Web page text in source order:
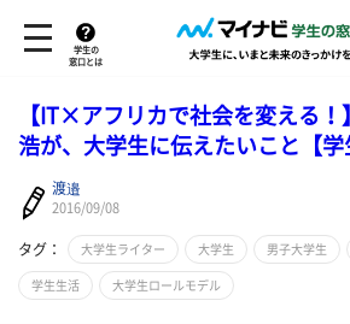
学生の
窓口とは
【IT×アフリカで社会を変える！
浩が、大学生に伝えたいこと【学
渡邉
2016/09/08
タグ： 大学生ライター 大学生 男子大学生
学生生活 大学生ロールモデル